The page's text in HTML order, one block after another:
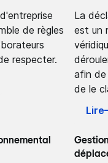
de règles
respecter.
La
est un
afin de
de le
Lire